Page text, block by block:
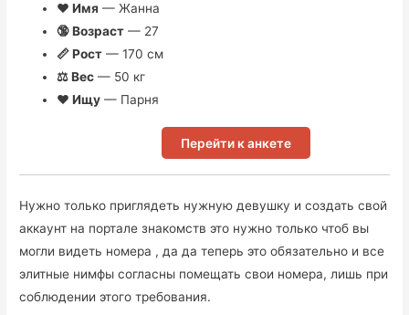
❤ Имя — Жанна
🔞 Возраст — 27
📏 Рост — 170 см
⚖ Вес — 50 кг
❤ Ищу — Парня
Перейти к анкете
Нужно только приглядеть нужную девушку и создать свой
аккаунт на портале знакомств это нужно только чтоб вы
могли видеть номера , да да теперь это обязательно и все
элитные нимфы согласны помещать свои номера, лишь при
соблюдении этого требования.